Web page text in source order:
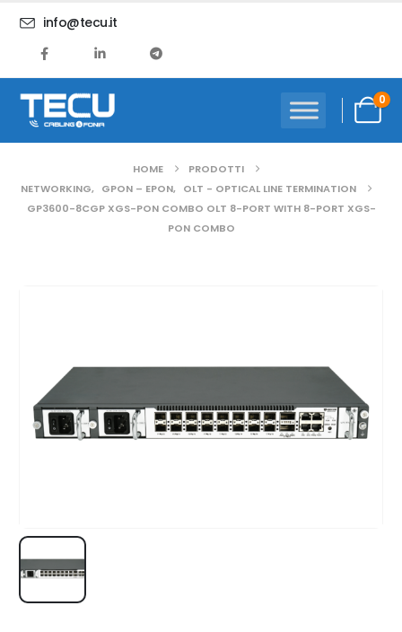
info@tecu.it
0
HOME
PRODOTTI
NETWORKING, GPON – EPON, OLT - OPTICAL LINE TERMINATION
GP3600-8CGP XGS-PON COMBO OLT 8-PORT WITH 8-PORT XGS-
PON COMBO